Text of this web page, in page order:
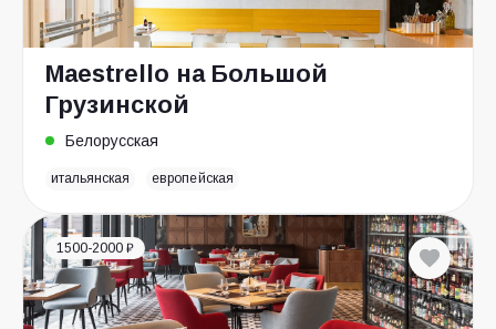
Maestrello на Большой
Грузинской
Белорусская
итальянская европейская
1500-2000 ₽